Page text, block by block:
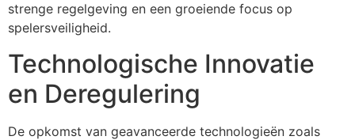
strenge regelgeving en een groeiende focus op
spelersveiligheid.
Technologische Innovatie
en Deregulering
De opkomst van geavanceerde technologieën zoals